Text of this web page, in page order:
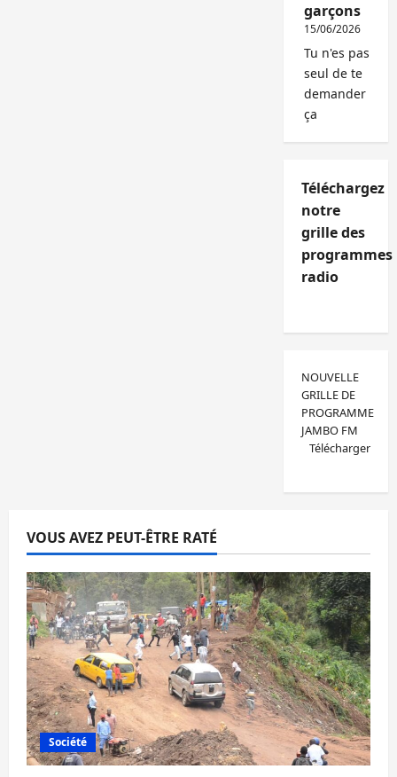
garçons
15/06/2026
Tu n'es pas
seul de te
demander
ça
Téléchargez
notre
grille des
programmes
radio
NOUVELLE
GRILLE DE
PROGRAMME
JAMBO FM
Télécharger
VOUS AVEZ PEUT-ÊTRE RATÉ
Société